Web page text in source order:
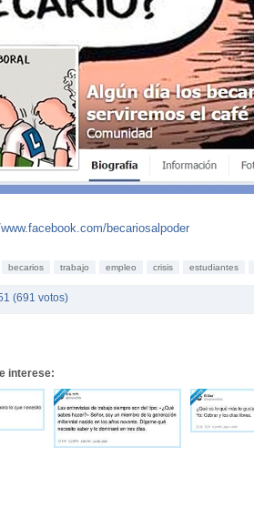
becariosalpoder
becarios trabajo empleo crisis estudiantes
(691 votos)
interese: